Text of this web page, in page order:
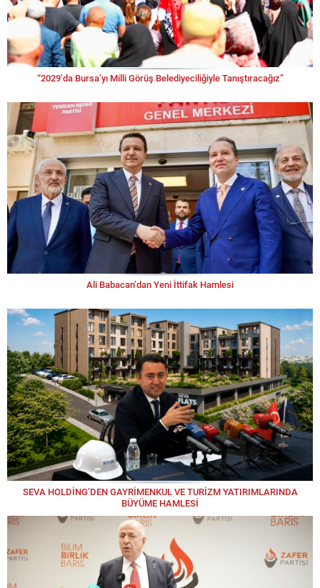
“2029’da Bursa’yı Milli Görüş Belediyeciliğiyle Tanıştıracağız”
Ali Babacan’dan Yeni İttifak Hamlesi
SEVA HOLDİNG’DEN GAYRİMENKUL VE TURİZM YATIRIMLARINDA
BÜYÜME HAMLESİ